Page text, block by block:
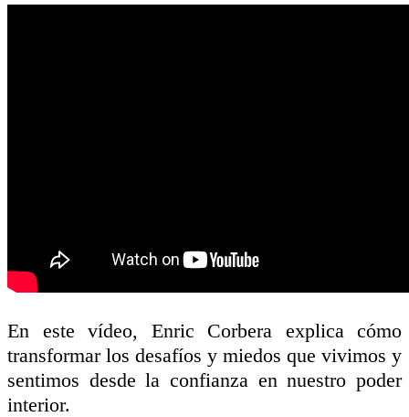
En este vídeo, Enric Corbera explica cómo
transformar los desafíos y miedos que vivimos y
sentimos desde la confianza en nuestro poder
interior.